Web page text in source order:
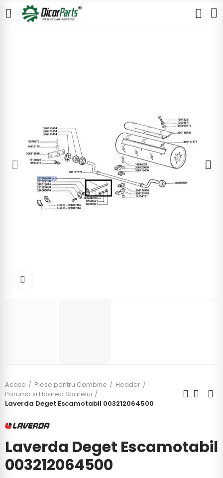
Acasa Piese pentru Combine
Header
Porumb si Floarea Soarelui
Laverda Deget Escamotabil 003212064500
Laverda Deget Escamotabil
003212064500